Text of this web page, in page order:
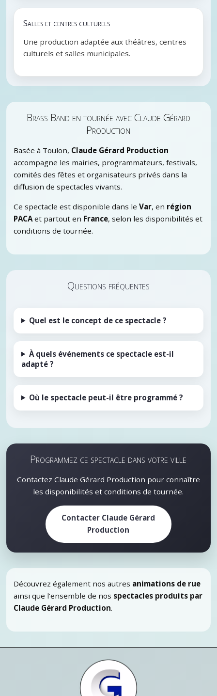
Salles et centres culturels
Une production adaptée aux théâtres, centres
culturels et salles municipales.
Brass Band en tournée avec Claude Gérard
Production
Basée à Toulon, Claude Gérard Production
accompagne les mairies, programmateurs, festivals,
comités des fêtes et organisateurs privés dans la
diffusion de spectacles vivants.
Ce spectacle est disponible dans le Var, en région
PACAet partout en France, selon les disponibilités et
conditions de tournée.
Questions fréquentes
Quel est le concept de ce spectacle ?
À quels événements ce spectacle est-il
adapté ?
Où le spectacle peut-il être programmé ?
Programmez ce spectacle dans votre ville
Contactez Claude Gérard Production pour connaître
les disponibilités et conditions de tournée.
Contacter Claude Gérard
Production
Découvrez également nos autres animations de rue
ainsi que l’ensemble de nos spectacles produits par
Claude Gérard Production.